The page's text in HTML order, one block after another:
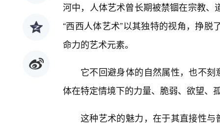
河中，人体艺术曾长期被禁锢在宗教
“西西人体艺术”以其独特的视角，挣
命力的艺术元素。
它不回避身体的自然属性，也不刻
体在特定情境下的力量、脆弱、欲望、
这种艺术的魅力，在于其直接性与